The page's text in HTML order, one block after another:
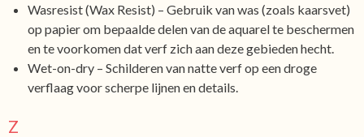
Wasresist (Wax Resist) – Gebruik van was (zoals kaarsvet)
op papier om bepaalde delen van de aquarel te beschermen
en te voorkomen dat verf zich aan deze gebieden hecht.
Wet-on-dry – Schilderen van natte verf op een droge
verflaag voor scherpe lijnen en details.
Z